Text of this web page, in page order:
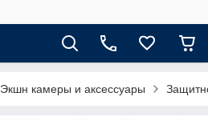
Экшн камеры и аксессуары